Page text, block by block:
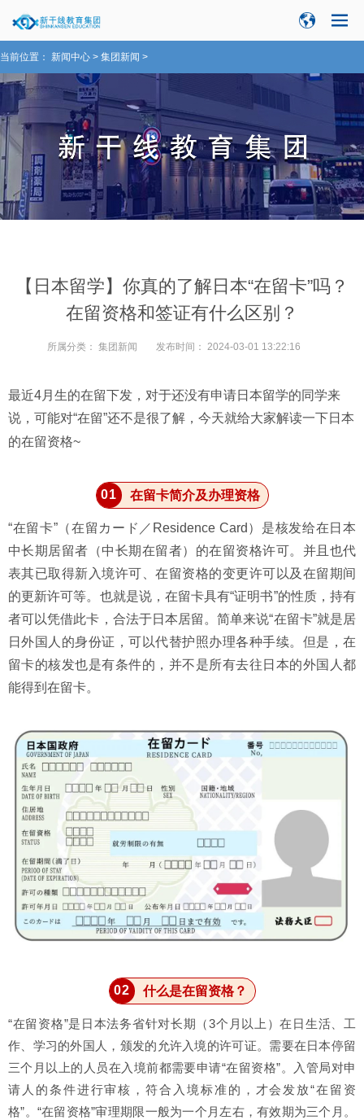
当前位置： 新闻中心 > 集团新闻 >
【日本留学】你真的了解日本“在留卡”吗？
在留资格和签证有什么区别？
所属分类： 集团新闻 发布时间： 2024-03-01 13:22:16
最近4月生的在留下发，对于还没有申请日本留学的同学来
说，可能对“在留”还不是很了解，今天就给大家解读一下日本
的在留资格~
01 在留卡简介及办理资格
“在留卡”（在留カード／Residence Card）是核发给在日本
中长期居留者（中长期在留者）的在留资格许可。 并且也代
表其已取得新入境许可、在留资格的变更许可以及在留期间
的更新许可等。也就是说，在留卡具有“证明书”的性质，持有
者可以凭借此卡，合法于日本居留。简单来说“在留卡”就是居
日外国人的身份证，可以代替护照办理各种手续。但是，在
留卡的核发也是有条件的，并不是所有去往日本的外国人都
能得到在留卡。
02 什么是在留资格？
“在留资格”是日本法务省针对长期（3个月以上）在日生活、工
作、学习的外国人，颁发的允许入境的许可证。需要在日本停留
三个月以上的人员在入境前都需要申请“在留资格”。
入管局对申
请人的条件进行审核，符合入境标准的，才会发放“在留资
格”。 “在留资格”审理期限一般为一个月左右，有效期为三个月。